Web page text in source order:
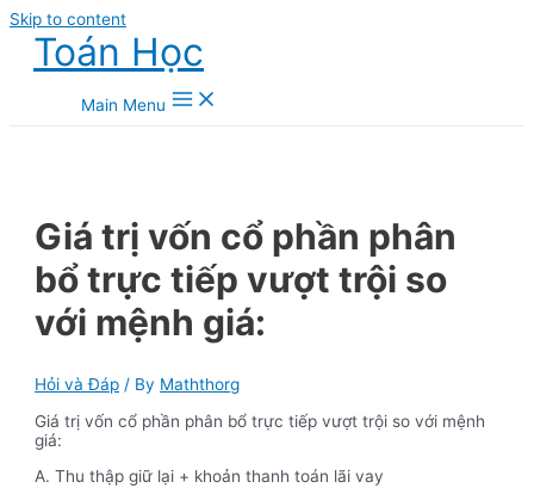
Skip to content
Toán Học
Main Menu
Giá trị vốn cổ phần phân
bổ trực tiếp vượt trội so
với mệnh giá:
Hỏi và Đáp / By Maththorg
Giá trị vốn cổ phần phân bổ trực tiếp vượt trội so với mệnh
giá:
A. Thu thập giữ lại + khoản thanh toán lãi vay